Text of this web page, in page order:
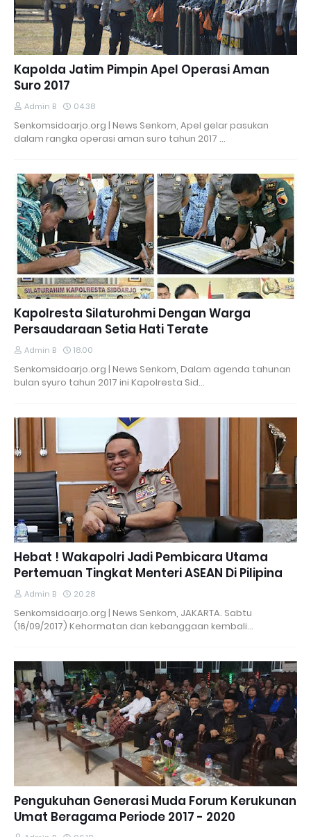
Kapolda Jatim Pimpin Apel Operasi Aman
Suro 2017
Admin B 04.38
Senkomsidoarjo.org | News Senkom, Apel gelar pasukan
dalam rangka operasi aman suro tahun 2017 …
Kapolresta Silaturohmi Dengan Warga
Persaudaraan Setia Hati Terate
Admin B 18.00
Senkomsidoarjo.org | News Senkom, Dalam agenda tahunan
bulan syuro tahun 2017 ini Kapolresta Sid…
Hebat ! Wakapolri Jadi Pembicara Utama
Pertemuan Tingkat Menteri ASEAN Di Pilipina
Admin B 20.28
Senkomsidoarjo.org | News Senkom, JAKARTA. Sabtu
(16/09/2017) Kehormatan dan kebanggaan kembali…
Pengukuhan Generasi Muda Forum Kerukunan
Umat Beragama Periode 2017 - 2020